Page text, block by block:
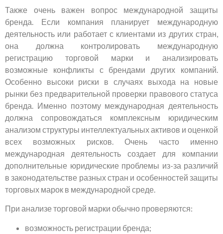
Также очень важен вопрос международной защиты
бренда. Если компания планирует международную
деятельность или работает с клиентами из других стран,
она должна контролировать международную
регистрацию торговой марки и анализировать
возможные конфликты с брендами других компаний.
Особенно высоки риски в случаях выхода на новые
рынки без предварительной проверки правового статуса
бренда. Именно поэтому международная деятельность
должна сопровождаться комплексным юридическим
анализом структуры интеллектуальных активов и оценкой
всех возможных рисков. Очень часто именно
международная деятельность создает для компании
дополнительные юридические проблемы из-за различий
в законодательстве разных стран и особенностей защиты
торговых марок в международной среде.
При анализе торговой марки обычно проверяются:
возможность регистрации бренда;